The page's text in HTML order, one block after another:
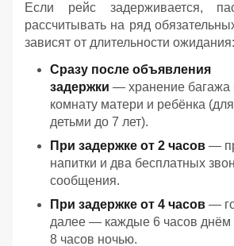
Если рейс задерживается,
рассчитывать на ряд
зависят от длительности ожидания:
Сразу после объявления
задержки — хранение багажа
комнату матери и ребёнка
детьми до 7 лет).
При задержке от 2 часов —
напитки и два бесплатных
сообщения.
При задержке от 4 часов —
далее — каждые 6 часов днём
8 часов ночью.